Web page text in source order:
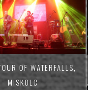
OF WATERFALLS,
MISKOLC